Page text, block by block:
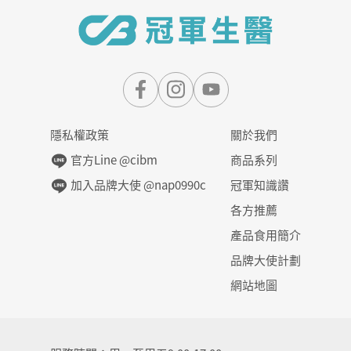
隱私權政策
官方Line @cibm
加入品牌大使 @nap0990c
關於我們
商品系列
冠軍知識讚
各方推薦
產品食用簡介
品牌大使計劃
網站地圖